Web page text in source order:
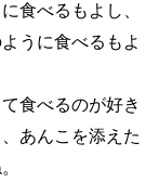
食べるもよし、
うに食べるもよ
食べるのが好き
あんこを添えた